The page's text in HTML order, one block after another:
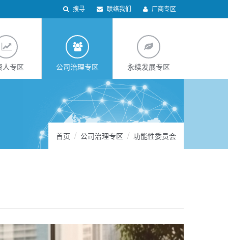
搜寻 联络我们 厂商专区
人专区 公司治理专区 永续发展专区
首页 公司治理专区 功能性委员会